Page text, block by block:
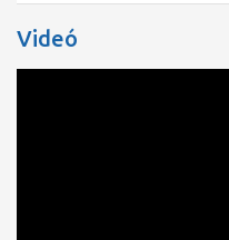
valamint öt felületet: króm,
fekete króm és szálcsiszolt
Videó